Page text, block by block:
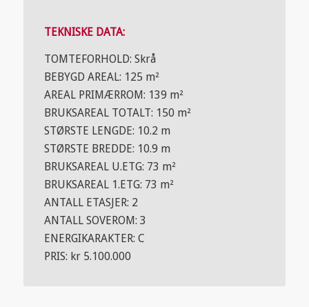
TEKNISKE DATA:
TOMTEFORHOLD: Skrå
BEBYGD AREAL: 125 m²
AREAL PRIMÆRROM: 139 m²
BRUKSAREAL TOTALT: 150 m²
STØRSTE LENGDE: 10.2 m
STØRSTE BREDDE: 10.9 m
BRUKSAREAL U.ETG: 73 m²
BRUKSAREAL 1.ETG: 73 m²
ANTALL ETASJER: 2
ANTALL SOVEROM: 3
ENERGIKARAKTER: C
PRIS: kr 5.100.000